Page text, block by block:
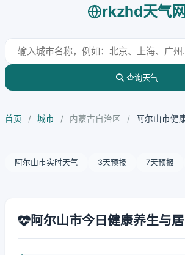
rkzhd天气网
查询天气
首页 / 城市 / 内蒙古自治区 / 阿尔山市健
阿尔山市实时天气 3天预报 7天预报
阿尔山市今日健康养生与